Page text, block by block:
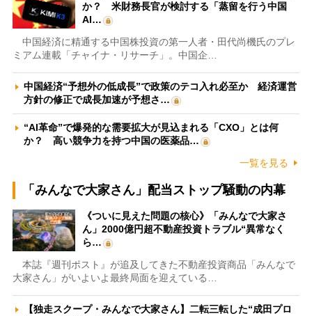
か？ 米財務長官が検討する「蒸留を行う中国
AI…
中国経済に精通する中国株投資の第一人者・田代尚機氏のプレ
ミアム連載「チャイナ・リサーチ」。中国企…
中国経済“予想外の低成長”で政策のテコ入れ必至か 経済運営
方針の修正で成長加速が予想さ…
“AI革命”で爆発的な需要拡大が見込まれる「CXO」とは何
か？ 高い競争力を持つ中国の医薬品…
一覧を見る
「みんなで大家さん」配当ストップ騒動の内幕
《ついに見えた問題の核心》「みんなで大家さ
ん」2000億円超不動産投資トラブル“異常なく
ら…
本誌『週刊ポスト』が追及してきた不動産投資商品「みんなで
大家さん」がいよいよ最終局面を迎えている…
【独走スクープ・みんなで大家さん】二転三転した“成田プロ